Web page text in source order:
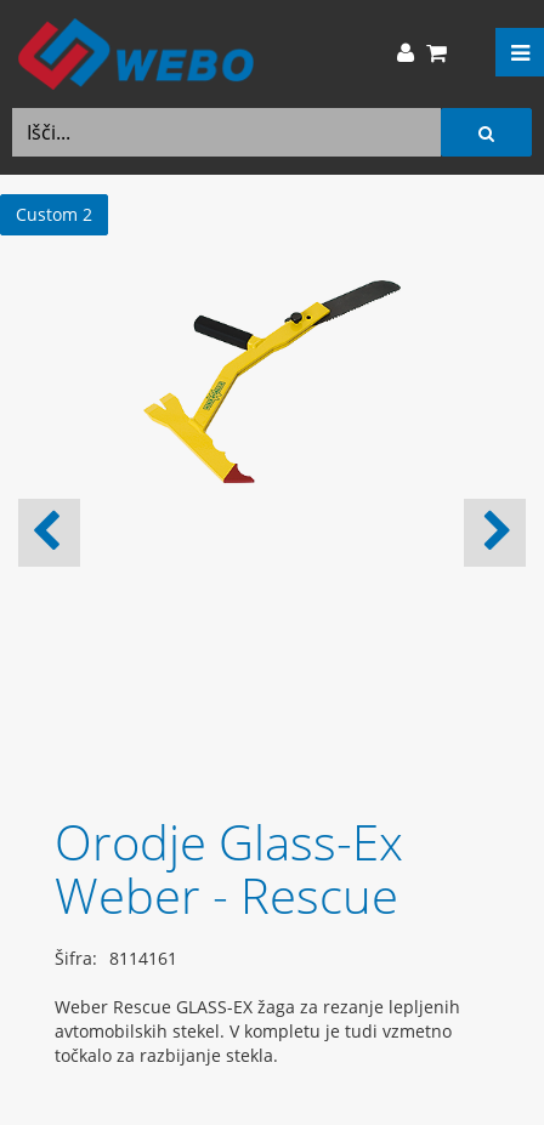
Custom 2
Orodje Glass-Ex
Weber - Rescue
Šifra: 8114161
Weber Rescue GLASS-EX žaga za rezanje lepljenih
avtomobilskih stekel. V kompletu je tudi vzmetno
točkalo za razbijanje stekla.